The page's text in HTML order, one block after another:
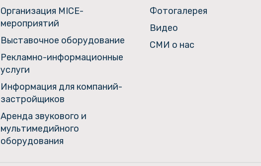
Организация MICE-
мероприятий
Выставочное оборудование
Рекламно-информационные
услуги
Информация для компаний-
застройщиков
Аренда звукового и
мультимедийного
оборудования
Фотогалерея
Видео
СМИ о нас